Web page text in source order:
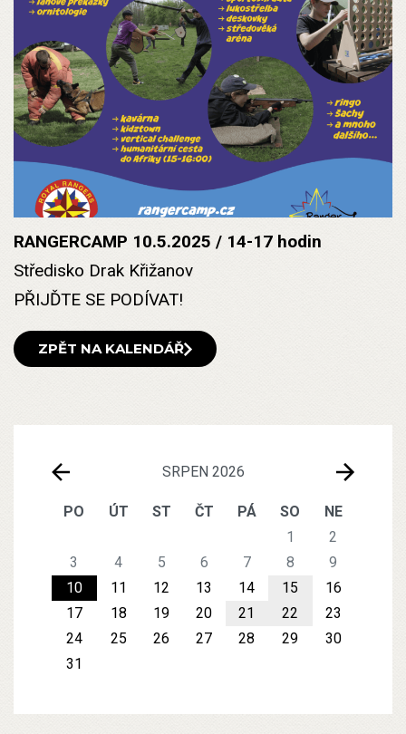
SRPEN 2026
PO ÚT ST ČT PÁ SO
NE
1
2
3
4 5 6 7 8
9
10
11 12 13 14 15
16
17
18 19 20 21 22
23
24
25 26 27 28 29
30
31
RANGERCAMP 10.5.2025 / 14-17 hodin
Středisko Drak Křižanov
PŘIJĎTE SE PODÍVAT!
ZPĚT NA KALENDÁŘ